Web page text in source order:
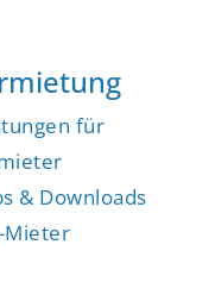
für
& Downloads
Mieter